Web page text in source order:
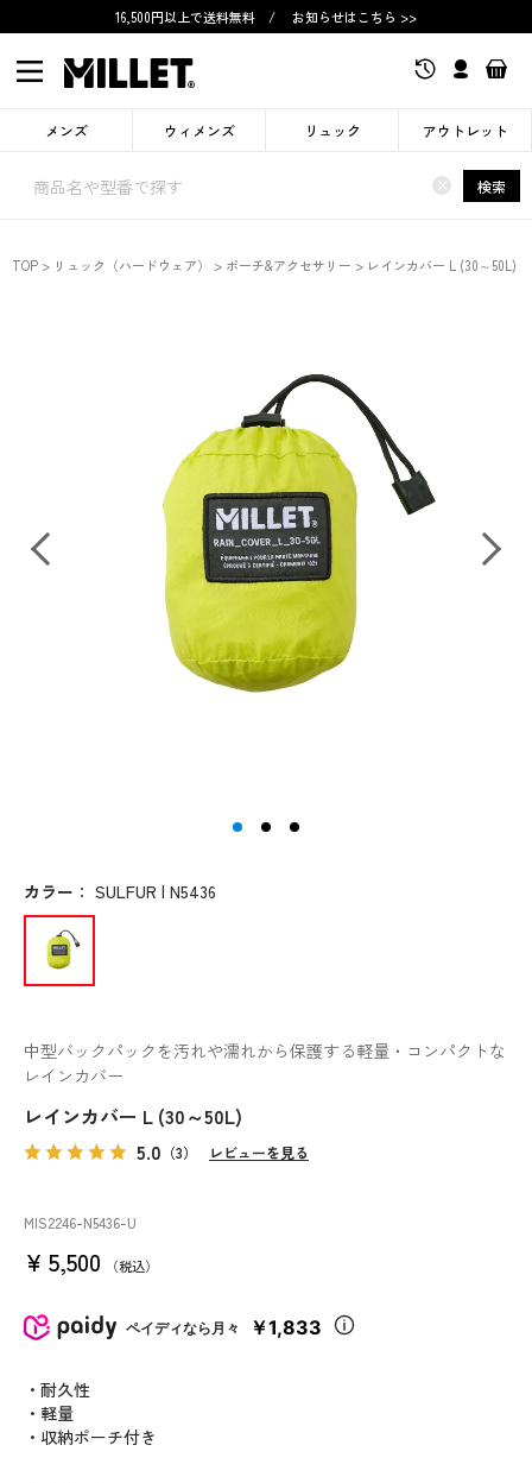
16,500円以上で送料無料 / お知らせはこちら >>
メンズ ウィメンズ リュック アウトレット
× 検索
TOP リュック（ハードウェア） ポーチ&アクセサリー レインカバー L (30～50L)
中型バックパックを汚れや濡れから保護する軽量・コンパクトな
レインカバー
レインカバー L (30～50L)
5.0 （3） レビューを見る
MIS2246-N5436-U
¥ 5,500 税込
ペイディなら月々 ￥1,833
・耐久性
・軽量
・収納ポーチ付き
カラー ： SULFUR | N5436